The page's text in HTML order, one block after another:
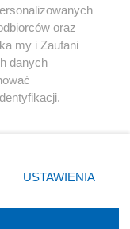
Youtube
oraz
my i Zaufani
danych
prywatności
zgody
się takiemu
USTAWIENIA